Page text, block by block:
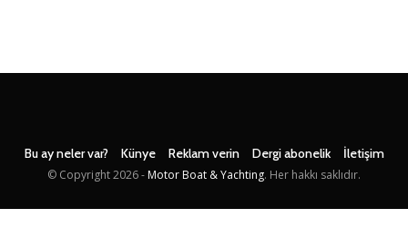
Bu ay neler var? Künye Reklam verin Dergi abonelik İletişim
© Copyright2026 - Motor Boat & Yachting. Her hakkı saklıdır.